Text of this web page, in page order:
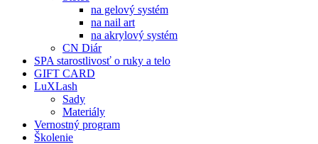
na gelový systém
na nail art
na akrylový systém
CN Diár
SPA starostlivosť o ruky a telo
GIFT CARD
LuXLash
Sady
Materiály
Vernostný program
Školenie